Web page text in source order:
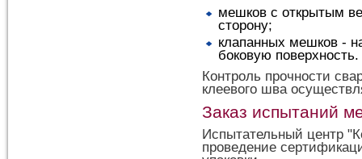
мешков с открытым
сторону;
клапанных мешков -
боковую поверхность.
Контроль прочности
клеевого шва
Заказ испытаний
Испытательный центр
проведение